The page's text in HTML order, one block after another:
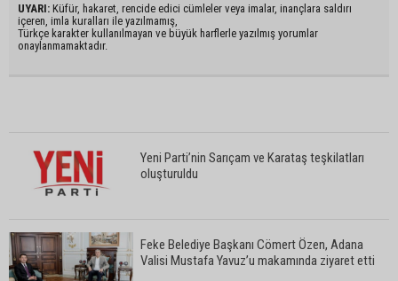
UYARI: Küfür, hakaret, rencide edici cümleler veya imalar, inançlara saldırı
içeren, imla kuralları ile yazılmamış,
Türkçe karakter kullanılmayan ve büyük harflerle yazılmış yorumlar
onaylanmamaktadır.
Yeni Parti’nin Sarıçam ve Karataş teşkilatları
oluşturuldu
Feke Belediye Başkanı Cömert Özen, Adana
Valisi Mustafa Yavuz’u makamında ziyaret etti